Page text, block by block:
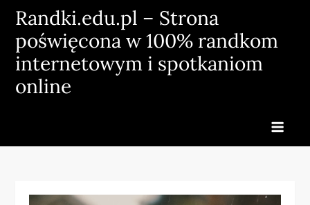
Skip
content
Randki.edu.pl – Strona
poświęcona w 100% randkom
internetowym i spotkaniom
online